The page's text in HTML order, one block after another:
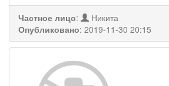
Частное лицо:
Никита
Опубликовано: 2019-11-30 20:15